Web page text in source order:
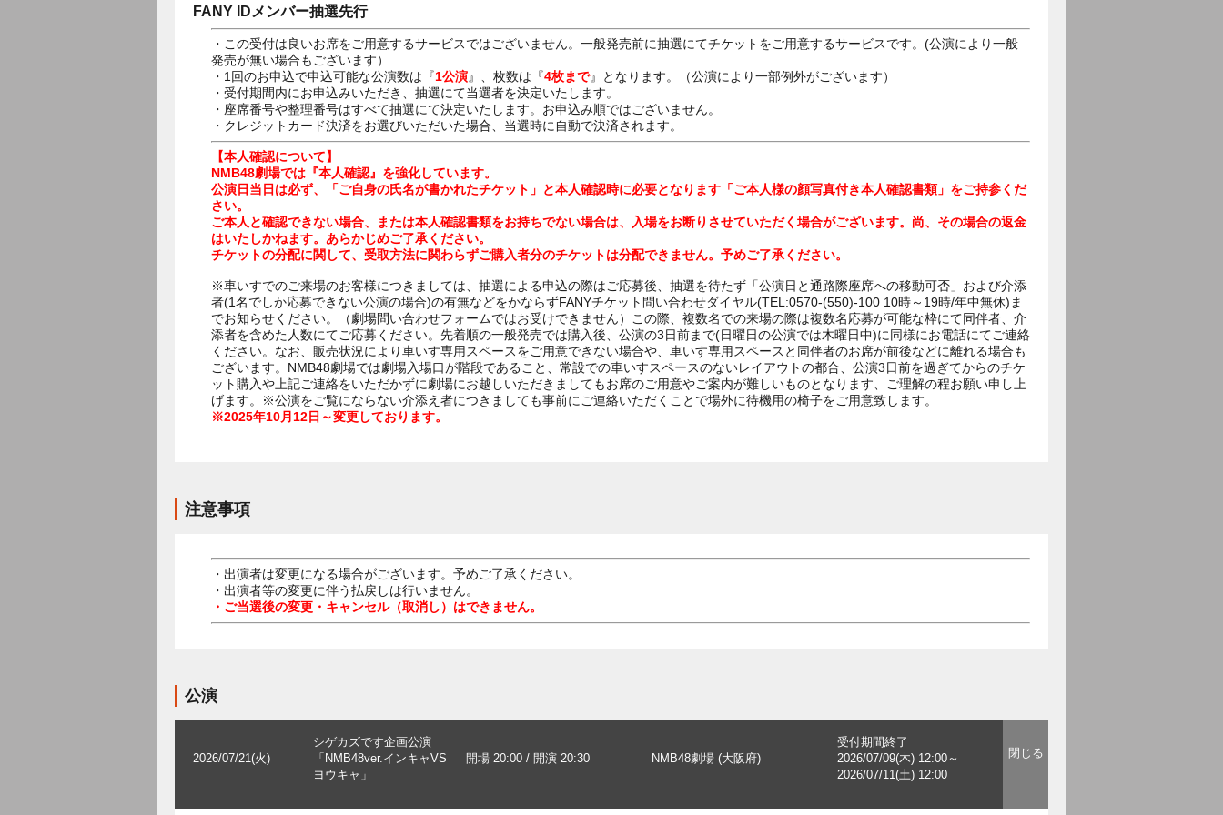
FANY IDメンバー抽選先行
・この受付は良いお席をご用意するサービスではございません。一般発売前に抽選にてチケットをご用意するサービスです。(公演により一般
発売が無い場合もございます）
・1回のお申込で申込可能な公演数は『1公演』、枚数は『4枚まで』となります。（公演により一部例外がございます）
・受付期間内にお申込みいただき、抽選にて当選者を決定いたします。
・座席番号や整理番号はすべて抽選にて決定いたします。お申込み順ではございません。
・クレジットカード決済をお選びいただいた場合、当選時に自動で決済されます。
【本人確認について】
NMB48劇場では『本人確認』を強化しています。
公演日当日は必ず、「ご自身の氏名が書かれたチケット」と本人確認時に必要となります「ご本人様の顔写真付き本人確認書類」をご持参くだ
さい。
ご本人と確認できない場合、または本人確認書類をお持ちでない場合は、入場をお断りさせていただく場合がございます。尚、その場合の返金
はいたしかねます。あらかじめご了承ください。
チケットの分配に関して、受取方法に関わらずご購入者分のチケットは分配できません。予めご了承ください。
※車いすでのご来場のお客様につきましては、抽選による申込の際はご応募後、抽選を待たず「公演日と通路際座席への移動可否」および介添
者(1名でしか応募できない公演の場合)の有無などをかならずFANYチケット問い合わせダイヤル(TEL:0570-(550)-100 10時～19時/年中無休)ま
でお知らせください。（劇場問い合わせフォームではお受けできません）この際、複数名での来場の際は複数名応募が可能な枠にて同伴者、介
添者を含めた人数にてご応募ください。先着順の一般発売では購入後、公演の3日前まで(日曜日の公演では木曜日中)に同様にお電話にてご連絡
ください。なお、販売状況により車いす専用スペースをご用意できない場合や、車いす専用スペースと同伴者のお席が前後などに離れる場合も
ございます。NMB48劇場では劇場入場口が階段であること、常設での車いすスペースのないレイアウトの都合、公演3日前を過ぎてからのチケ
ット購入や上記ご連絡をいただかずに劇場にお越しいただきましてもお席のご用意やご案内が難しいものとなります、ご理解の程お願い申し上
げます。※公演をご覧にならない介添え者につきましても事前にご連絡いただくことで場外に待機用の椅子をご用意致します。
※2025年10月12日～変更しております。
注意事項
・出演者は変更になる場合がございます。予めご了承ください。
・出演者等の変更に伴う払戻しは行いません。
・ご当選後の変更・キャンセル（取消し）はできません。
公演
2026/07/21(火)
シゲカズです企画公演
「NMB48ver.インキャVS
ヨウキャ」
開場 20:00 / 開演 20:30 NMB48劇場 (大阪府)
受付期間終了
2026/07/09(木) 12:00～
2026/07/11(土) 12:00